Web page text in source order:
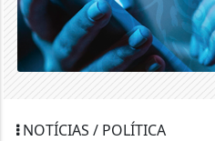
NOTÍCIAS / POLÍTICA